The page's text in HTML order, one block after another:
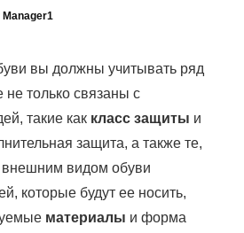
Manager1
вы должны учитывать ряд
не только связаны с
такие как класс защиты и
защита, а также те,
внешним видом обуви
которые будут ее носить,
материалы и форма